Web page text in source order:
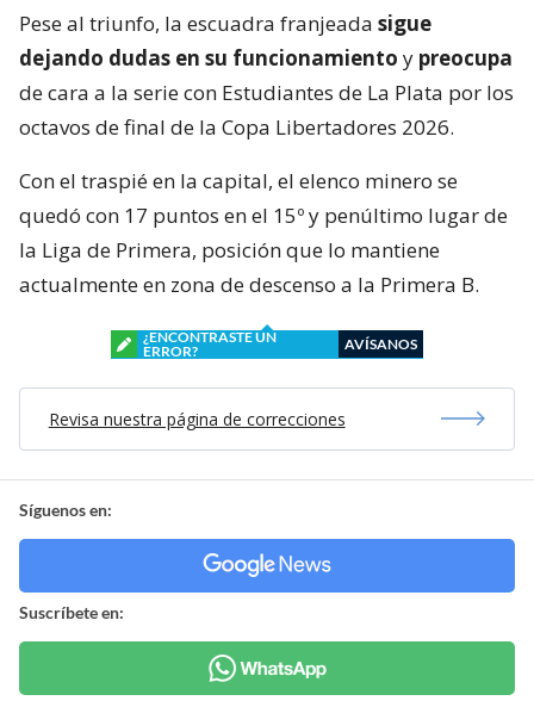
Pese al triunfo, la escuadra franjeada sigue
dejando dudas en su funcionamiento y preocupa
de cara a la serie con Estudiantes de La Plata por los
octavos de final de la Copa Libertadores 2026.
Con el traspié en la capital, el elenco minero se
quedó con 17 puntos en el 15º y penúltimo lugar de
la Liga de Primera, posición que lo mantiene
actualmente en zona de descenso a la Primera B.
¿ENCONTRASTE UN
ERROR?
AVÍSANOS
Revisa nuestra página de correcciones
Síguenos en:
Suscríbete en: